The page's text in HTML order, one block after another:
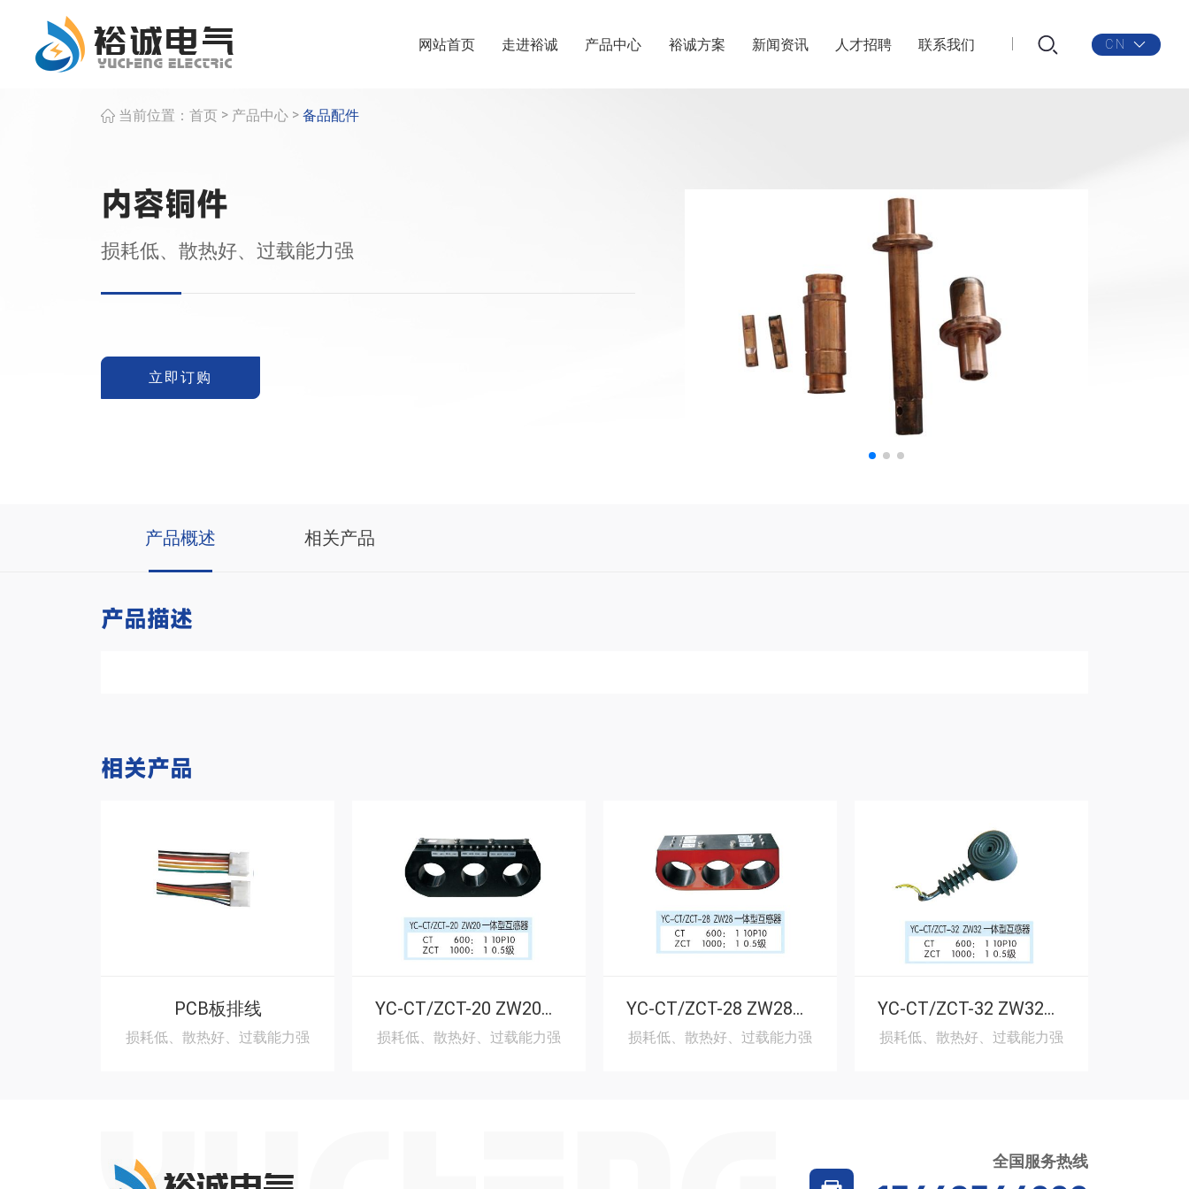
网站首页 走进裕诚 产品中心 裕诚方案 新闻资讯 人才招聘 联系我们 CN
当前位置： 首页 > 产品中心 > 备品配件
内容铜件
损耗低、散热好、过载能力强
立即订购
产品概述 相关产品
产品描述
相关产品
PCB板排线
损耗低、散热好、过载能力强
YC-CT/ZCT-20 ZW20一体型互感器
损耗低、散热好、过载能力强
YC-CT/ZCT-28 ZW28一体型互感器
损耗低、散热好、过载能力强
YC-CT/ZCT-32 ZW32一体型互感器
损耗低、散热好、过载能力强
全国服务热线